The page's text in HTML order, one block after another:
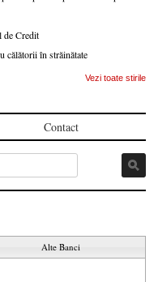
de Credit
călătorii în străinătate
Vezi toate stirile
Contact
Alte Banci